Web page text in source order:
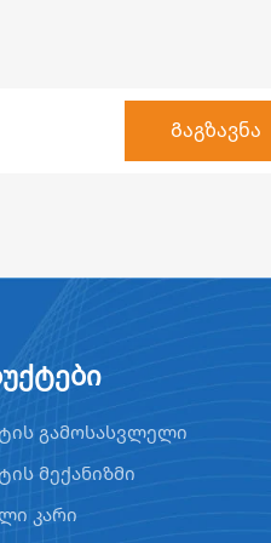
გამოსასვლელი
მექანიზმი
კარი